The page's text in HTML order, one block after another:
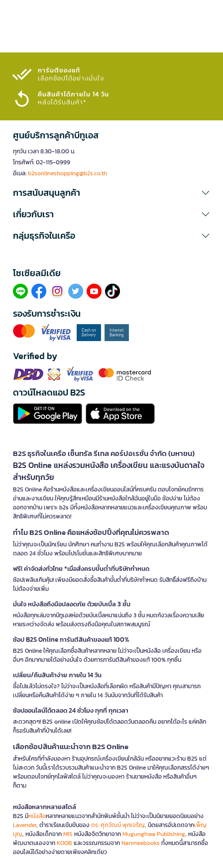
การันตีของแท้
เลือกช้อปได้อย่างมั่นใจ​
คืนสินค้าได้ภายใน 14 วัน
หลังได้รับสินค้า*
ศูนย์บริการลูกค้าบีทูเอส
ทุกวัน เวลา 8.30-18.00 น.
โทรศัพท์: 02-115-0999
อีเมล:b2sonlineshopping@b2s.co.th
การสนับสนุนลูกค้า
เกี่ยวกับเรา
กลุ่มธุรกิจในเครือ
โซเซียลมีเดีย​
รองรับการชำระเงิน
Verified by
ดาวน์โหลดแอป B2S
B2S ธุรกิจในเครือ เซ็นทรัล รีเทล คอร์ปอเรชั่น จำกัด (มหาชน)
B2S Online แหล่งรวมหนังสือ เครื่องเขียน และแรงบันดาลใจ
สำหรับทุกวัย
B2S Online คือร้านหนังสือและเครื่องเขียนออนไลน์ที่ครบครัน ตอบโจทย์คนรักการ
อ่านและงานเขียน ให้คุณรู้สึกเหมือนมีร้านหนังสือใกล้ฉันอยู่ในมือ ช้อปง่าย ไม่ต้อง
ออกจากบ้าน เพราะ b2s มีทั้งหนังสือหลากหลายแนวและเครื่องเขียนคุณภาพ พร้อม
สิทธิพิเศษที่ไม่ควรพลาด!
ทำไม B2S Online คือแหล่งช้อปปิ้งที่คุณไม่ควรพลาด
ไม่ว่าคุณจะเป็นนักเรียน นักศึกษา คนทำงาน B2S พร้อมให้คุณเลือกสินค้าคุณภาพได้
ตลอด 24 ชั่วโมง พร้อมโปรโมชั่นและสิทธิพิเศษมากมาย
ฟรี! ค่าจัดส่งทั่วไทย *เมื่อสั่งครบขั้นต่ำที่บริษัทกำหนด
ช้อปเพลินเกินคุ้ม! เพียงมียอดสั่งซื้อสินค้าขั้นต่ำที่บริษัทกำหนด รับสิทธิ์ส่งฟรีถึงบ้าน
ไม่ต้องจ่ายเพิ่ม
มั่นใจ หนังสือถึงมือปลอดภัย ด้วยบับเบิ้ล 3 ชั้น
หนังสือทุกเล่มจากบีทูเอสห่อด้วยบับเบิ้ลหนาแน่นถึง 3 ชั้น หมดกังวลเรื่องความเสีย
หายระหว่างจัดส่ง พร้อมส่งตรงถึงมือคุณในสภาพสมบูรณ์
ช้อป B2S Online การันตีสินค้าของแท้ 100%
B2S Online ให้คุณเลือกซื้อสินค้าหลากหลาย ไม่ว่าจะเป็นหนังสือ เครื่องเขียน หรือ
อื่นๆ อีกมากมายได้อย่างมั่นใจ ด้วยการการันตีสินค้าของแท้ 100% ทุกชิ้น
เปลี่ยน/คืนสินค้าง่าย ภายใน 14 วัน
ซื้อไปแล้วไม่ตรงใจ? ไม่ว่าจะเป็นหนังสือที่เลือกผิด หรือสินค้ามีปัญหา คุณสามารถ
เปลี่ยนหรือคืนสินค้าได้ง่าย ๆ ภายใน 14 วันนับจากวันที่ได้รับสินค้า
ช้อปออนไลน์ได้ตลอด 24 ชั่วโมง ทุกที่ ทุกเวลา
สะดวกสุดๆ! B2S online เปิดให้คุณช้อปได้ตลอดวันตลอดคืน อยากได้อะไร แค่คลิก
ก็รอรับสินค้าที่บ้านได้เลย!
เลือกช้อปสินค้าแนะนำจาก B2S Online
สำหรับใครที่กำลังมองหา ร้านอุปกรณ์เครื่องเขียนใกล้ฉัน หรืออยากแวะร้าน B2S แต่
ไม่สะดวก วันนี้เราได้รวบรวมสินค้าแนะนำจาก B2S Online มาให้คุณเลือกสรรได้ง่ายๆ
พร้อมตอบโจทย์ทุกไลฟ์สไตล์ ไม่ว่าคุณจะมองหา ร้านขายหนังสือ หรือสินค้าอื่นๆ
ก็ตาม
หนังสือหลากหลายสไตล์
B2S มีหนังสือหลากหลายแนวจากสำนักพิมพ์ชั้นนำ ไม่ว่าจะเป็นนิยายยอดนิยมอย่าง
Lavender, ตำราเรียนเข้มข้นของดร. ศุภวัฒน์ พุกเจริญ, นิตยสารอัปเดตจากเพ็ญ
บุญ, หนังสือเด็กจากMIS หนังสือจิตวิทยาจากMugunghwa Publishing, หนังสือ
พัฒนาตนเองจากKOOB และวรรณกรรมจากNanmeebooks ทั้งหมดนี้สามารถซื้อ
ออนไลน์ได้อย่างง่ายดายเพียงคลิกเดียว